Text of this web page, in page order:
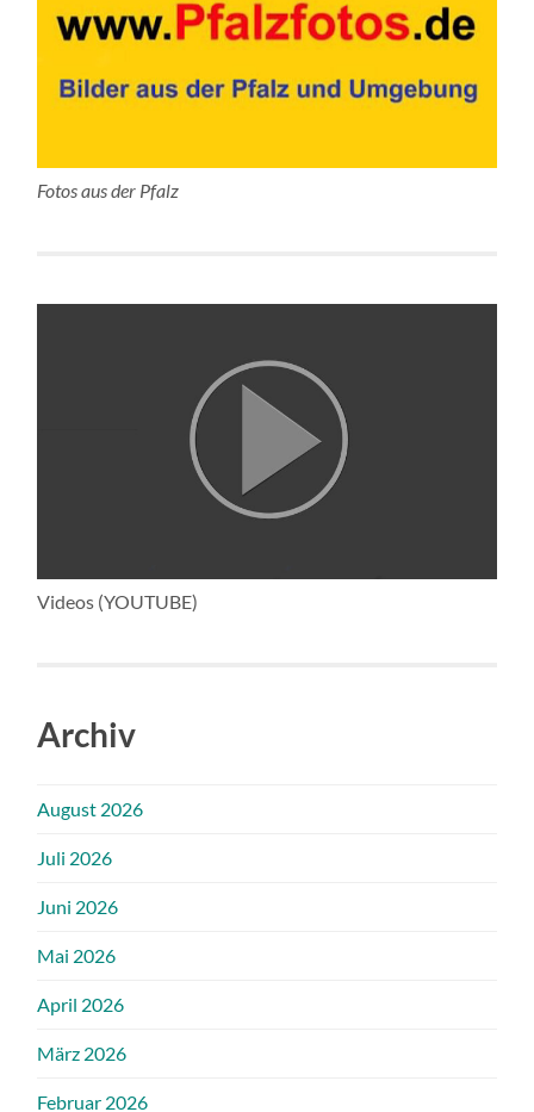
Fotos aus der Pfalz
Videos (YOUTUBE)
Archiv
August 2026
Juli 2026
Juni 2026
Mai 2026
April 2026
März 2026
Februar 2026